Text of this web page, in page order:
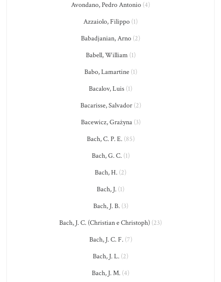
Avondano, Pedro Antonio (4)
Azzaiolo, Filippo (1)
Babadjanian, Arno (2)
Babell, William(1)
Babo, Lamartine(1)
Bacalov, Luis (1)
Bacarisse, Salvador(2)
Bacewicz, Grażyna(3)
Bach, C. P. E.(85)
Bach, G. C.(1)
Bach, H. (2)
Bach, J. (1)
Bach, J. B.(3)
Bach, J. C. (Christian e Christoph) (23)
Bach, J. C. F.(7)
Bach, J. L. (2)
Bach, J. M. (4)